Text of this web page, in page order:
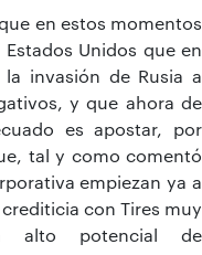
en estos momentos
Unidos que en
invasión de Rusia a
y que ahora de
es apostar, por
tal y como comentó
empiezan ya a
con Tires muy
alto potencial de